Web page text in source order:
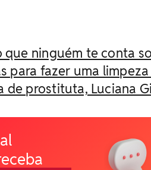
que ninguém te conta
para fazer uma
de prostituta, Luciana